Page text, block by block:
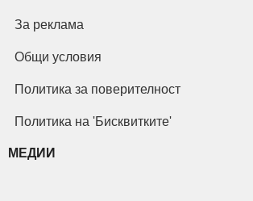
За реклама
Общи условия
Политика за поверителност
Политика на 'Бисквитките'
МЕДИИ